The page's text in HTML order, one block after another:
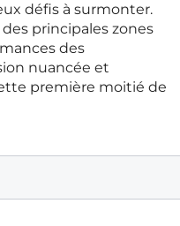
défis à surmonter.
principales zones
des
nuancée et
première moitié de